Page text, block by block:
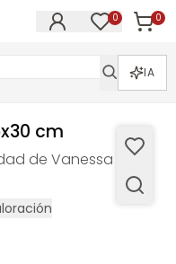
0 0
IA
cm
de Vanessa